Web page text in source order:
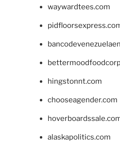
waywardtees.com
hingstonnt.com
chooseagender.com
alaskapolitics.com